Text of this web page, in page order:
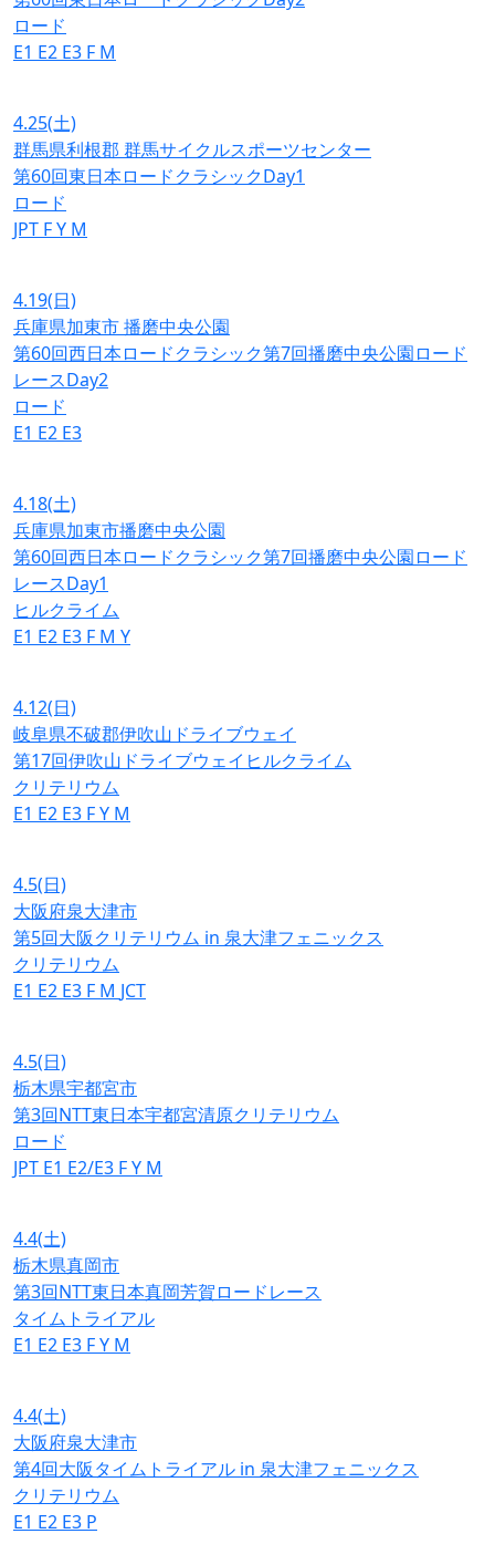
ロード
E1 E2 E3 F M
4.25(土)
群馬県利根郡 群馬サイクルスポーツセンター
第60回東日本ロードクラシックDay1
ロード
JPT FY M
4.19(日)
兵庫県加東市 播磨中央公園
第60回西日本ロードクラシック第7回播磨中央公園ロード
レースDay2
ロード
E1 E2 E3
4.18(土)
兵庫県加東市播磨中央公園
第60回西日本ロードクラシック第7回播磨中央公園ロード
レースDay1
ヒルクライム
E1 E2 E3 F M Y
4.12(日)
岐阜県不破郡伊吹山ドライブウェイ
第17回伊吹山ドライブウェイヒルクライム
クリテリウム
E1 E2 E3 FY M
4.5(日)
大阪府泉大津市
第5回大阪クリテリウム in 泉大津フェニックス
クリテリウム
E1 E2 E3 F M JCT
4.5(日)
栃木県宇都宮市
第3回NTT東日本宇都宮清原クリテリウム
ロード
JPT E1 E2/E3 FY M
4.4(土)
栃木県真岡市
第3回NTT東日本真岡芳賀ロードレース
タイムトライアル
E1 E2 E3 FY M
4.4(土)
大阪府泉大津市
第4回大阪タイムトライアル in 泉大津フェニックス
クリテリウム
E1 E2 E3 P